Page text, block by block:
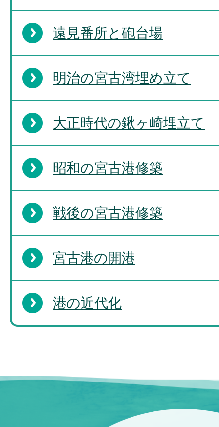
遠見番所と砲台場
明治の宮古湾埋め立て
大正時代の鍬ヶ崎埋立て
昭和の宮古港修築
戦後の宮古港修築
宮古港の開港
港の近代化